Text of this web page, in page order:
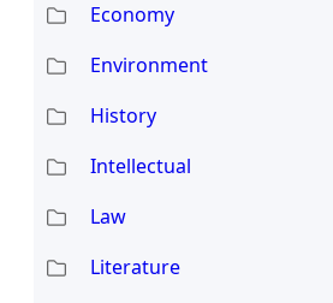
Economy
Environment
History
Intellectual
Law
Literature